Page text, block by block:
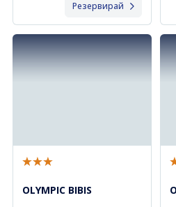
Резервирай
OLYMPIC BIBIS